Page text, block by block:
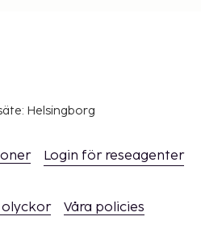
Helsingborg
Login för reseagenter
olyckor Våra policies